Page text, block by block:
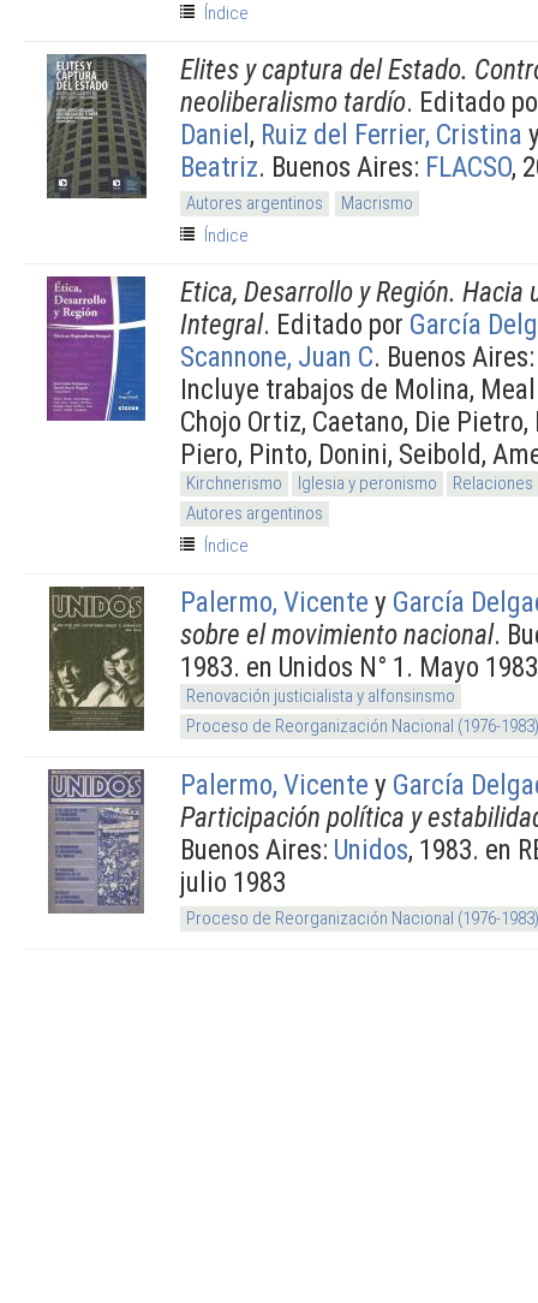
Índice
Elites y captura del Estado.
neoliberalismo tardío. Editado
Daniel, Ruiz del Ferrier, Cristina
Beatriz. Buenos Aires: FLACSO,
Autores argentinos
Macrismo
Índice
Etica, Desarrollo y Región. Hacia
Integral. Editado por García
Scannone, Juan C. Buenos
Incluye trabajos de Molina,
Chojo Ortiz, Caetano, Die
Piero, Pinto, Donini, Seibold,
Kirchnerismo Iglesia y peronismo
Autores argentinos
Índice
Palermo, Vicente y García
sobre el movimiento nacional.
1983. en Unidos N° 1. Mayo
Renovación justicialista y alfonsinsmo
Proceso de Reorganización Nacional (1976-1983)
Palermo, Vicente y García
Participación política y
Buenos Aires: Unidos, 1983. en
julio 1983
Proceso de Reorganización Nacional (1976-1983)